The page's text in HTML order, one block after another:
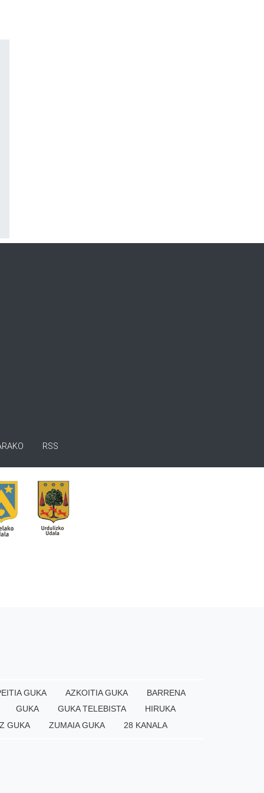
RSS
GUKA AZKOITIA GUKA
BARRENA
GUKA
GUKA TELEBISTA
HIRUKA
GUKA
ZUMAIA GUKA 28 KANALA